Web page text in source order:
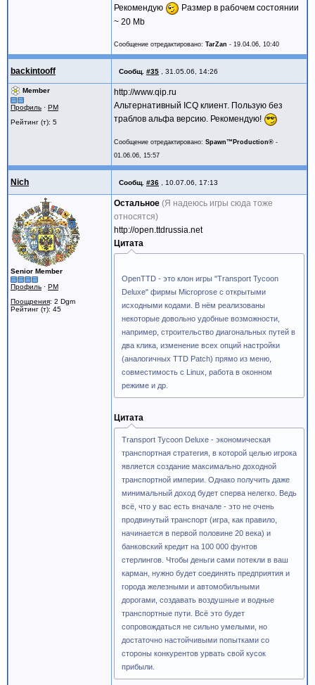
Рекомендую
Размер в рабочем состоянии
~ 20 Mb
Сообщение отредактировано: TarZan - 19.04.06, 10:40
backintooff Сообщ. #35 31.05.06, 14:26
Member
Профиль · PM
Рейтинг (т): 5
http://www.qip.ru
Альтернативный ICQ клиент. Пользую без
траблов альфа версию. Рекомендую!
Сообщение отредактировано: Spawn™Production® -
01.06.06, 15:57
Nich Сообщ. #36 10.07.06, 17:13
Senior Member
Профиль · PM
Поощрения: 2 Dgm
Рейтинг (т): 45
Остальное (Я надеюсь игры сюда тоже
относятся)
http://open.ttdrussia.net
Цитата
OpenTTD - это клон игры "Transport Tycoon
Deluxe" фирмы Microprose с открытыми
исходными кодами. В нём реализованы
некоторые довольно удобные возможности,
например, строительство диагональных путей в
два клика, изменение всех опций настройки
(аналогичных TTD Patch) прямо из меню,
совместимость с Linux, работа в оконном
режиме и др.
Цитата
Transport Tycoon Deluxe - экономическая
транспортная стратегия, в которой целью игрока
является создание максимально доходной
транспортной империи. Однако получить даже
минимальный доход будет сперва нелегко. Ведь
всё, что у вас есть вначале - это не очень
продвинутый транспорт (игра, как правило,
начинается в первой половине 20 века) и
банковский кредит на 100 000 фунтов
стерлингов. Чтобы деньги сами потекли в ваш
карман, нужно будет соединять предприятия и
города железными и автомобильными
дорогами, создавать воздушные и водные
транспортные пути. Всё это будет
сопровождаться не сильно умелыми, но
достаточно настойчивыми попытками со
стороны конкурентов урвать свой кусок
прибыли.